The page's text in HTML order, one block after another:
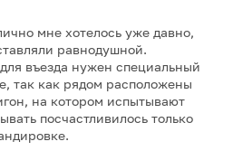
мне хотелось уже давно,
равнодушной.
въезда нужен специальный
так как рядом расположены
на котором испытывают
посчастливилось только